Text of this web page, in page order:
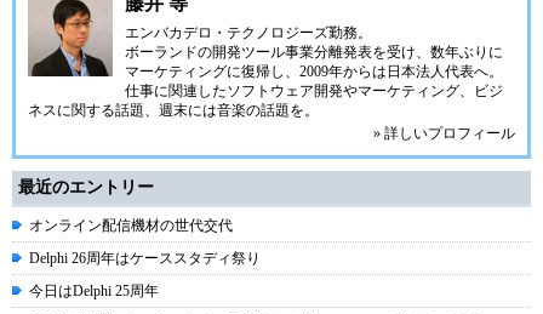
エンバカデロ・テクノロジーズ勤務。
ボーランドの開発ツール事業分離発表を受け、数年ぶりに
マーケティングに復帰し、2009年からは日本法人代表へ。
仕事に関連したソフトウェア開発やマーケティング、ビジ
ネスに関する話題、週末には音楽の話題を。
» 詳しいプロフィール
最近のエントリー
オンライン配信機材の世代交代
Delphi 26周年はケーススタディ祭り
今日はDelphi 25周年